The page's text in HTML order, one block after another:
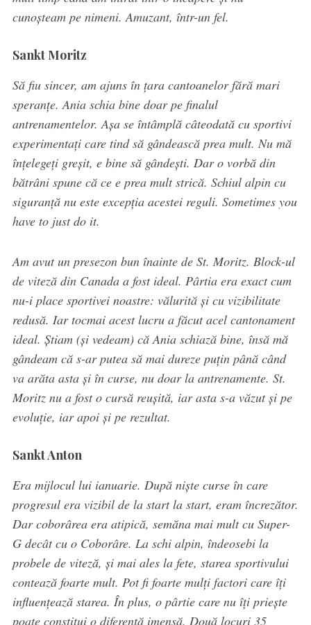
cunoșteam pe nimeni. Amuzant, într-un fel.
Sankt Moritz
Să fiu sincer, am ajuns în țara cantoanelor fără mari
speranțe. Ania schia bine doar pe finalul
antrenamentelor. Așa se întâmplă câteodată cu sportivi
experimentați care tind să gândească prea mult. Nu mă
înțelegeți greșit, e bine să gândești. Dar o vorbă din
bătrâni spune că ce e prea mult strică. Schiul alpin cu
siguranță nu este excepția acestei reguli. Sometimes you
have to just do it.
Am avut un presezon bun înainte de St. Moritz. Block-ul
de viteză din Canada a fost ideal. Pârtia era exact cum
nu-i place sportivei noastre: vălurită și cu vizibilitate
redusă. Iar tocmai acest lucru a făcut acel cantonament
ideal. Știam (și vedeam) că Ania schiază bine, însă mă
gândeam că s-ar putea să mai dureze puțin până când
va arăta asta și în curse, nu doar la antrenamente. St.
Moritz nu a fost o cursă reușită, iar asta s-a văzut și pe
evoluție, iar apoi și pe rezultat.
Sankt Anton
Era mijlocul lui ianuarie. După niște curse în care
progresul era vizibil de la start la start, eram încrezător.
Dar coborârea era atipică, semăna mai mult cu Super-
G decât cu o Coborâre. La schi alpin, îndeosebi la
probele de viteză, și mai ales la fete, starea sportivului
contează foarte mult. Pot fi foarte mulți factori care îți
influențează starea. În plus, o pârtie care nu îți priește
poate constitui o diferență imensă. Două locuri 35